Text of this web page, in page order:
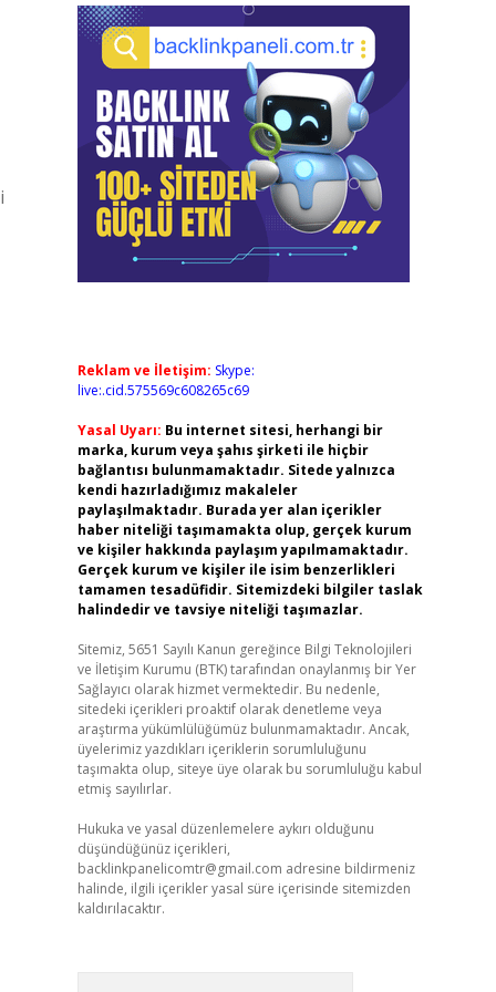
Reklam ve İletişim: Skype:
live:.cid.575569c608265c69
Yasal Uyarı: Bu internet sitesi, herhangi bir
marka, kurum veya şahıs şirketi ile hiçbir
bağlantısı bulunmamaktadır. Sitede yalnızca
kendi hazırladığımız makaleler
paylaşılmaktadır. Burada yer alan içerikler
haber niteliği taşımamakta olup, gerçek kurum
ve kişiler hakkında paylaşım yapılmamaktadır.
Gerçek kurum ve kişiler ile isim benzerlikleri
tamamen tesadüfidir. Sitemizdeki bilgiler taslak
halindedir ve tavsiye niteliği taşımazlar.
Sitemiz, 5651 Sayılı Kanun gereğince Bilgi Teknolojileri
ve İletişim Kurumu (BTK) tarafından onaylanmış bir Yer
Sağlayıcı olarak hizmet vermektedir. Bu nedenle,
sitedeki içerikleri proaktif olarak denetleme veya
araştırma yükümlülüğümüz bulunmamaktadır. Ancak,
üyelerimiz yazdıkları içeriklerin sorumluluğunu
taşımakta olup, siteye üye olarak bu sorumluluğu kabul
etmiş sayılırlar.
Hukuka ve yasal düzenlemelere aykırı olduğunu
düşündüğünüz içerikleri,
backlinkpanelicomtr@gmail.com adresine bildirmeniz
halinde, ilgili içerikler yasal süre içerisinde sitemizden
kaldırılacaktır.